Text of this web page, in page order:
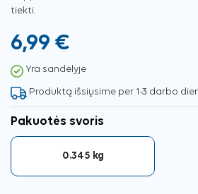
tiekti.
6,99 €
Yra sandėlyje
Produktą išsiųsime per 1-3 darbo
Pakuotės svoris
0.345 kg